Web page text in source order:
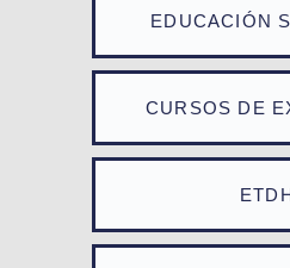
EDUCACIÓN
CURSOS DE